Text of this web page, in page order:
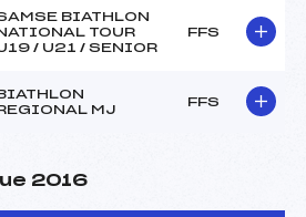
BIATHLON
TOUR
/ U21 / SENIOR
FFS
MJ
FFS
2016